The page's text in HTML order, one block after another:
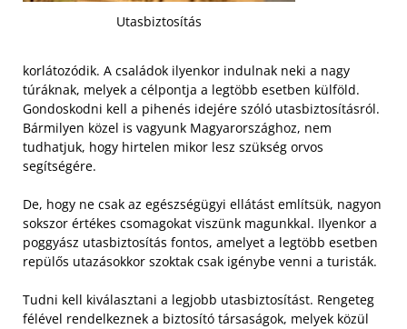
Utasbiztosítás
korlátozódik. A családok ilyenkor indulnak neki a nagy
túráknak, melyek a célpontja a legtöbb esetben külföld.
Gondoskodni kell a pihenés idejére szóló utasbiztosításról.
Bármilyen közel is vagyunk Magyarországhoz, nem
tudhatjuk, hogy hirtelen mikor lesz szükség orvos
segítségére.
De, hogy ne csak az egészségügyi ellátást említsük, nagyon
sokszor értékes csomagokat viszünk magunkkal. Ilyenkor a
poggyász utasbiztosítás fontos, amelyet a legtöbb esetben
repülős utazásokkor szoktak csak igénybe venni a turisták.
Tudni kell kiválasztani a legjobb utasbiztosítást. Rengeteg
félével rendelkeznek a biztosító társaságok, melyek közül